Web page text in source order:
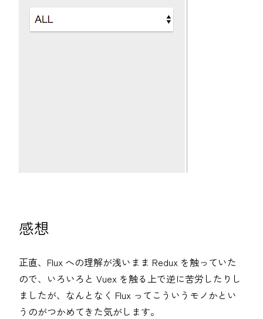
感想
正直、Flux への理解が浅いまま Redux を触っていた
ので、いろいろと Vuex を触る上で逆に苦労したりし
ましたが、なんとなく Flux ってこういうモノかとい
うのがつかめてきた気がします。